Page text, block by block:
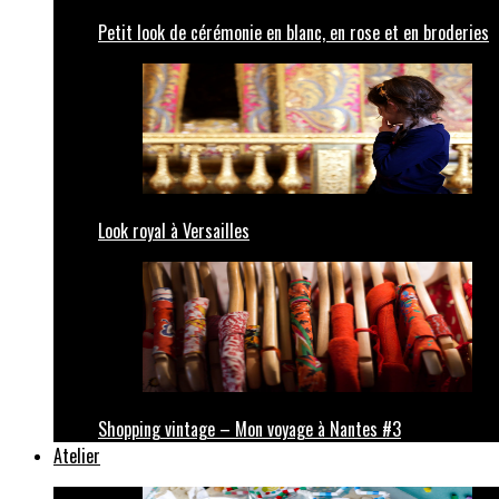
Petit look de cérémonie en blanc, en rose et en broderies
Look royal à Versailles
Shopping vintage – Mon voyage à Nantes #3
Atelier